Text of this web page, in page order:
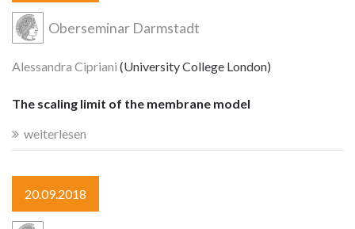
Oberseminar Darmstadt
Alessandra Cipriani (University College London)
The scaling limit of the membrane model
weiterlesen
20.09.2018